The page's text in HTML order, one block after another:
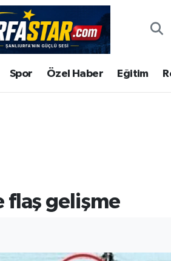
Spor Özel Haber Eğitim
flaş gelişme
Eczaneler
Durumu